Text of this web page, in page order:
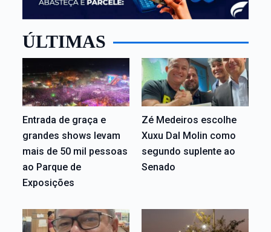
ÚLTIMAS
Entrada de graça e
grandes shows levam
mais de 50 mil pessoas
ao Parque de
Exposições
Zé Medeiros escolhe
Xuxu Dal Molin como
segundo suplente ao
Senado